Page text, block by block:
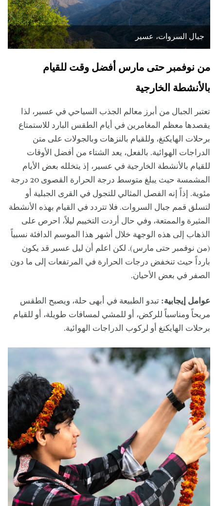
جبال السروات، عسير
من نوفمبر حتى مارس أفضل وقت للقيام
بالأنشطة الخارجية
تعتبر الجبال من أبرز معالم الجذب السياحي في عسير، لذا
يقصدها معظم المغامرين في أيام الطقس البارد للاستمتاع
برحلات الهايكنغ، وللقيام بالنزهات وبالجولات على متن
الدراجات الهوائية. بالفعل، يعد الشتاء من أفضل الأوقات
للقيام بالأنشطة الخارجية في عسير، إذ يتخلله بعض الأيام
المشمسة حيث يبلغ متوسط درجة الحرارة القصوى 20 درجة
مئوية. إذاً إنه الفصل المثالي للتجول في القرى الجبلية أو
لتسلق قمم جبال السروات. فلا تتردد في القيام بهذه الأنشطة
المثيرة والممتعة، وفي حال أردت التخييم ليلاً، احرص على
الذهاب إلى هذه الوجهة خلال أشهر هذا الموسم الدافئة نسبياً
(من نوفمبر حتى مارس). لكن اعلم أن ليل عسير قد يكون
بارداً حيث تنخفض درجات الحرارة في المرتفعات إلى ما دون
الصفر في بعض الأحيان.
عوامل إيجابية: تبدو الطبيعة في أبهى حلة، ويصبح الطقس
مريحاً ومناسباً للركض، أو للمشي لمسافات طويلة، أو للقيام
برحلات الهايكنغ أو لركوب الدراجات الهوائية.